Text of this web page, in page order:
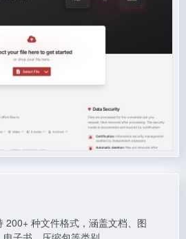
200+ 种文件格式，涵盖文档、图